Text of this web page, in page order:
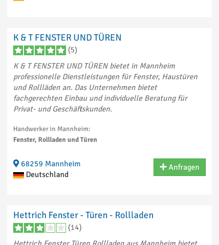
K & T FENSTER UND TÜREN
(5)
K & T FENSTER UND TÜREN bietet in Mannheim
professionelle Dienstleistungen für Fenster, Haustüren
und Rollläden an. Das Unternehmen bietet
fachgerechten Einbau und individuelle Beratung für
Privat- und Geschäftskunden.
Handwerker in Mannheim:
Fenster, Rollladen und Türen
68259 Mannheim
Deutschland
Anfragen
Hettrich Fenster - Türen - Rollladen
(14)